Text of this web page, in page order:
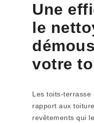
Une
le
votre
Les toits-terrasse
rapport aux
revêtements qui